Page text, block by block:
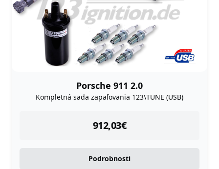
Porsche 911 2.0
Kompletná sada zapaľovania 123\TUNE (USB)
912,03€
instock
Podrobnosti